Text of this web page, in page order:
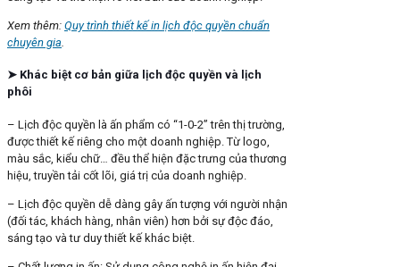
Xem thêm: Quy trình thiết kế in lịch độc quyền chuẩn
chuyên gia.
➤ Khác biệt cơ bản giữa lịch độc quyền và lịch
phôi
– Lịch độc quyền là ấn phẩm có “1-0-2” trên thị trường,
được thiết kế riêng cho một doanh nghiệp. Từ logo,
màu sắc, kiểu chữ… đều thể hiện đặc trưng của thương
hiệu, truyền tải cốt lõi, giá trị của doanh nghiệp.
– Lịch độc quyền dễ dàng gây ấn tượng với người nhận
(đối tác, khách hàng, nhân viên) hơn bởi sự độc đáo,
sáng tạo và tư duy thiết kế khác biệt.